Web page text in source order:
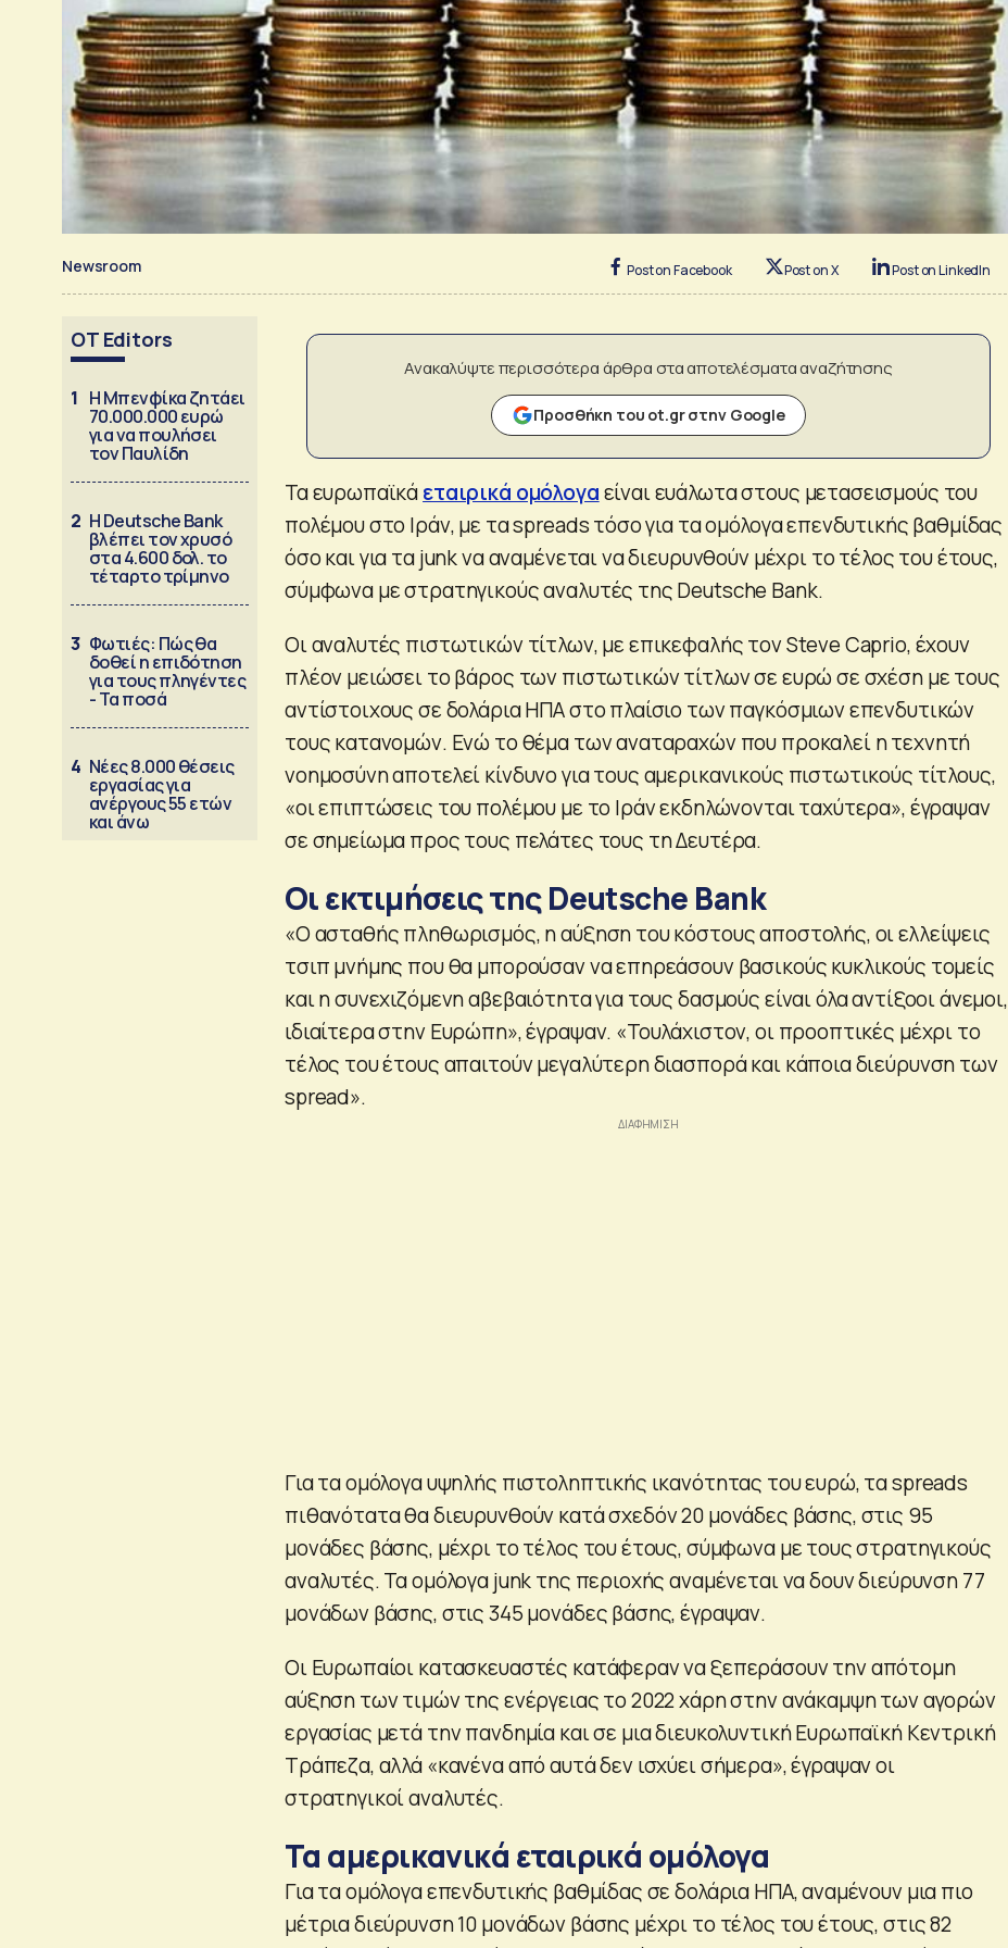
Newsroom Post on Facebook Post on X Post on LinkedIn
OT Editors
1 Η Μπενφίκα ζητάει
70.000.000 ευρώ
για να πουλήσει
τον Παυλίδη
2 Η Deutsche Bank
βλέπει τον χρυσό
στα 4.600 δολ. το
τέταρτο τρίμηνο
3 Φωτιές: Πώς θα
δοθεί η επιδότηση
για τους πληγέντες
- Τα ποσά
4 Νέες 8.000 θέσεις
εργασίας για
ανέργους 55 ετών
και άνω
Ανακαλύψτε περισσότερα άρθρα στα αποτελέσματα αναζήτησης
Προσθήκη του ot.gr στην Google
Τα ευρωπαϊκάεταιρικά ομόλογαείναι ευάλωτα στους μετασεισμούς του
πολέμου στο Ιράν, με τα spreads τόσο για τα ομόλογα επενδυτικής βαθμίδας
όσο και για τα junk να αναμένεται να διευρυνθούν μέχρι το τέλος του έτους,
σύμφωνα με στρατηγικούς αναλυτές της Deutsche Bank.
Οι αναλυτές πιστωτικών τίτλων, με επικεφαλής τον Steve Caprio, έχουν
πλέον μειώσει το βάρος των πιστωτικών τίτλων σε ευρώ σε σχέση με τους
αντίστοιχους σε δολάρια ΗΠΑ στο πλαίσιο των παγκόσμιων επενδυτικών
τους κατανομών. Ενώ το θέμα των αναταραχών που προκαλεί η τεχνητή
νοημοσύνη αποτελεί κίνδυνο για τους αμερικανικούς πιστωτικούς τίτλους,
«οι επιπτώσεις του πολέμου με το Ιράν εκδηλώνονται ταχύτερα», έγραψαν
σε σημείωμα προς τους πελάτες τους τη Δευτέρα.
Οι εκτιμήσεις της Deutsche Bank
«Ο ασταθής πληθωρισμός, η αύξηση του κόστους αποστολής, οι ελλείψεις
τσιπ μνήμης που θα μπορούσαν να επηρεάσουν βασικούς κυκλικούς τομείς
και η συνεχιζόμενη αβεβαιότητα για τους δασμούς είναι όλα αντίξοοι άνεμοι,
ιδιαίτερα στην Ευρώπη», έγραψαν. «Τουλάχιστον, οι προοπτικές μέχρι το
τέλος του έτους απαιτούν μεγαλύτερη διασπορά και κάποια διεύρυνση των
spread».
Για τα ομόλογα υψηλής πιστοληπτικής ικανότητας του ευρώ, τα spreads
πιθανότατα θα διευρυνθούν κατά σχεδόν 20 μονάδες βάσης, στις 95
μονάδες βάσης, μέχρι το τέλος του έτους, σύμφωνα με τους στρατηγικούς
αναλυτές. Τα ομόλογα junk της περιοχής αναμένεται να δουν διεύρυνση 77
μονάδων βάσης, στις 345 μονάδες βάσης, έγραψαν.
Οι Ευρωπαίοι κατασκευαστές κατάφεραν να ξεπεράσουν την απότομη
αύξηση των τιμών της ενέργειας το 2022 χάρη στην ανάκαμψη των αγορών
εργασίας μετά την πανδημία και σε μια διευκολυντική Ευρωπαϊκή Κεντρική
Τράπεζα, αλλά «κανένα από αυτά δεν ισχύει σήμερα», έγραψαν οι
στρατηγικοί αναλυτές.
Τα αμερικανικά εταιρικά ομόλογα
Για τα ομόλογα επενδυτικής βαθμίδας σε δολάρια ΗΠΑ, αναμένουν μια πιο
μέτρια διεύρυνση 10 μονάδων βάσης μέχρι το τέλος του έτους, στις 82